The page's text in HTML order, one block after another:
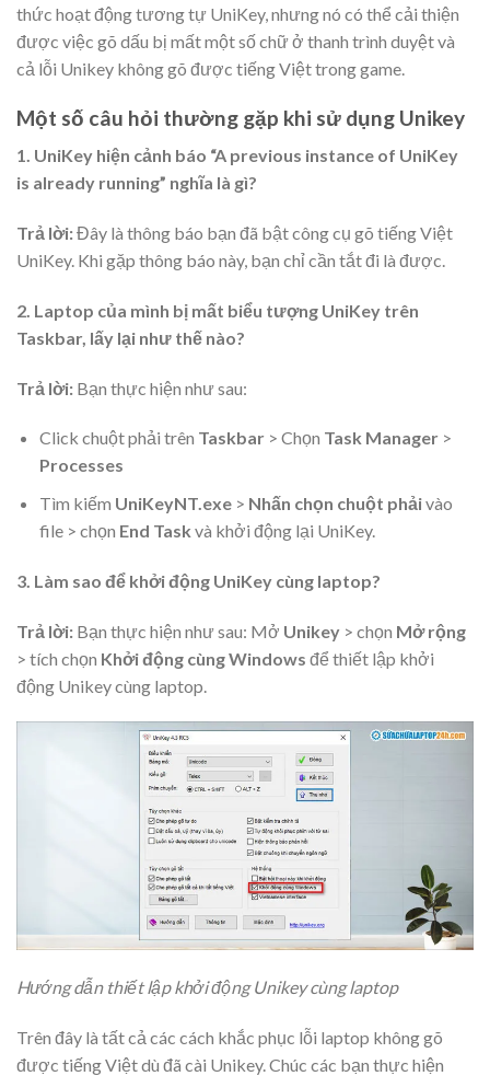
thức hoạt động tương tự UniKey, nhưng nó có thể cải thiện
được việc gõ dấu bị mất một số chữ ở thanh trình duyệt và
cả lỗi Unikey không gõ được tiếng Việt trong game.
Một số câu hỏi thường gặp khi sử dụng Unikey
1. UniKey hiện cảnh báo “A previous instance of UniKey
is already running” nghĩa là gì?
Trả lời:Đây là thông báo bạn đã bật công cụ gõ tiếng Việt
UniKey. Khi gặp thông báo này, bạn chỉ cần tắt đi là được.
2. Laptop của mình bị mất biểu tượng UniKey trên
Taskbar, lấy lại như thế nào?
Trả lời: Bạn thực hiện như sau:
Click chuột phải trên Taskbar> Chọn Task Manager >
Processes
Tìm kiếm UniKeyNT.exe> Nhấn chọn chuột phảivào
file > chọn End Task và khởi động lại UniKey.
3. Làm sao để khởi động UniKey cùng laptop?
Trả lời: Bạn thực hiện như sau: Mở Unikey > chọn Mở rộng
> tích chọn Khởi động cùng Windows để thiết lập khởi
động Unikey cùng laptop.
Hướng dẫn thiết lập khởi động Unikey cùng laptop
Trên đây là tất cả các cách khắc phục lỗi laptop không gõ
được tiếng Việt dù đã cài Unikey. Chúc các bạn thực hiện